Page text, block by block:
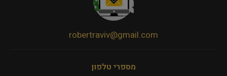
robertraviv@gmail.com
מספרי טלפון